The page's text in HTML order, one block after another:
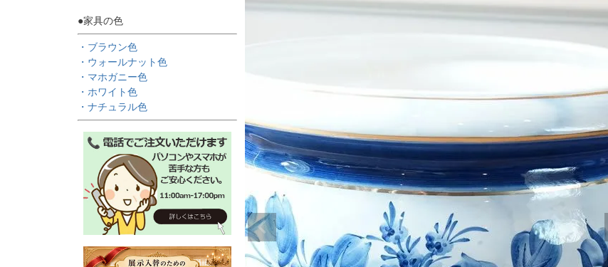
●家具の色
・ブラウン色
・ウォールナット色
・マホガニー色
・ホワイト色
・ナチュラル色